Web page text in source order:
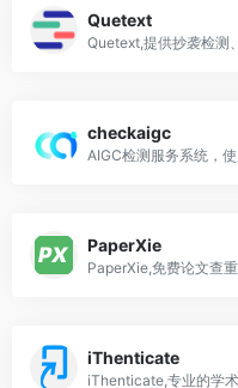
Quetext
checkaigc
PaperXie
iThenticate